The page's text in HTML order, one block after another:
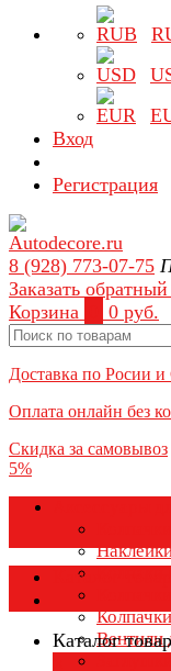
Вход
Регистрация
8 (928) 773-07-75
Заказать
Корзина
0 руб.
Доставка по Росии
Оплата онлайн без
Скидка за самовывоз
5%
Колпаки
Вентили
Каталог
Каталог